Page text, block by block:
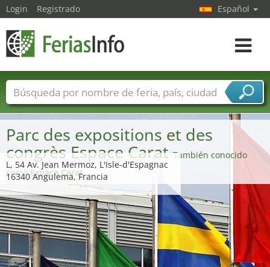
Parc des expositions et des
congrès Espace Carat También conocido
comoEspace Carat
L, 54 Av. Jean Mermoz, L'Isle-d'Espagnac
16340 Angulema, Francia
Login Registrado Español
toggle
Nombres de ferias Países
Ciudades
Sectores de ferias
Sectores de proveedor de servicios